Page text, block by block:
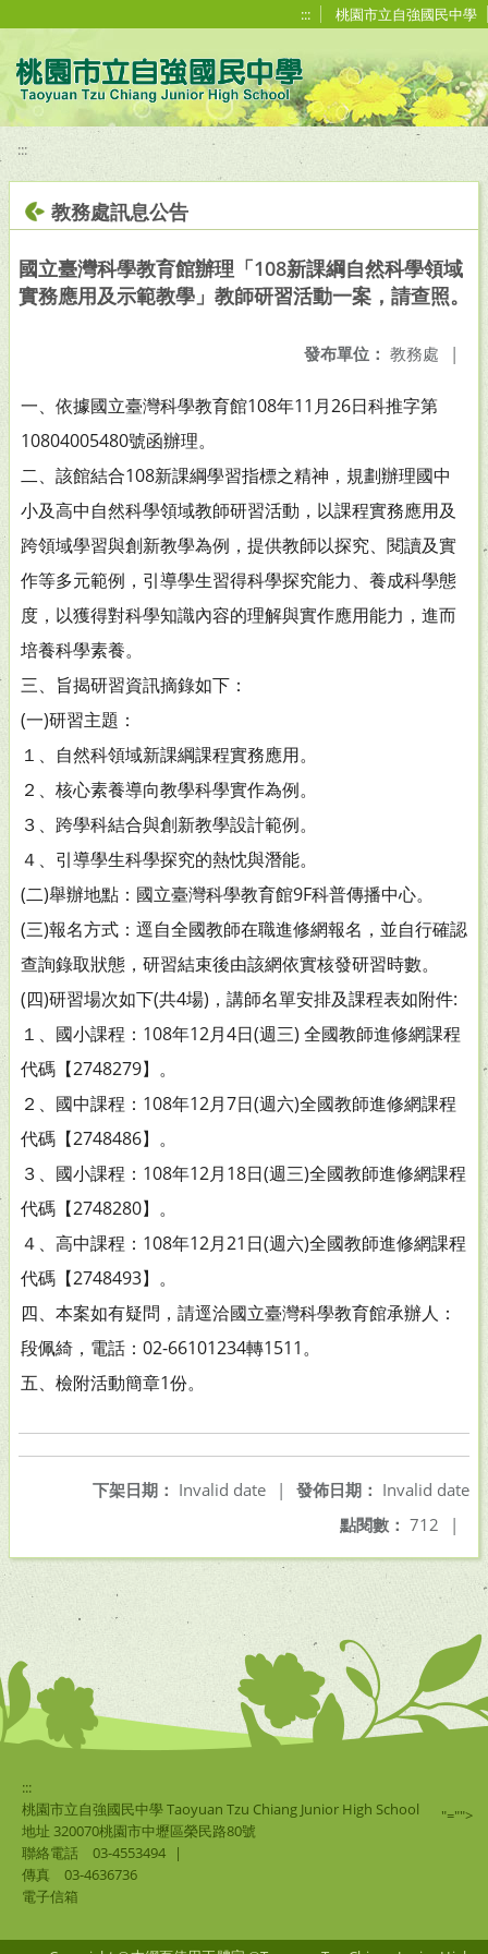
::: 桃園市立自強國民中學
:::
教務處訊息公告
國立臺灣科學教育館辦理「108新課綱自然科學領域
實務應用及示範教學」教師研習活動一案，請查照。
發布單位： 教務處 |
一、依據國立臺灣科學教育館108年11月26日科推字第
10804005480號函辦理。
二、該館結合108新課綱學習指標之精神，規劃辦理國中
小及高中自然科學領域教師研習活動，以課程實務應用及
跨領域學習與創新教學為例，提供教師以探究、閱讀及實
作等多元範例，引導學生習得科學探究能力、養成科學態
度，以獲得對科學知識內容的理解與實作應用能力，進而
培養科學素養。
三、旨揭研習資訊摘錄如下：
(一)研習主題：
１、自然科領域新課綱課程實務應用。
２、核心素養導向教學科學實作為例。
３、跨學科結合與創新教學設計範例。
４、引導學生科學探究的熱忱與潛能。
(二)舉辦地點：國立臺灣科學教育館9F科普傳播中心。
(三)報名方式：逕自全國教師在職進修網報名，並自行確認
查詢錄取狀態，研習結束後由該網依實核發研習時數。
(四)研習場次如下(共4場)，講師名單安排及課程表如附件:
１、國小課程：108年12月4日(週三) 全國教師進修網課程
代碼【2748279】。
２、國中課程：108年12月7日(週六)全國教師進修網課程
代碼【2748486】。
３、國小課程：108年12月18日(週三)全國教師進修網課程
代碼【2748280】。
４、高中課程：108年12月21日(週六)全國教師進修網課程
代碼【2748493】。
四、本案如有疑問，請逕洽國立臺灣科學教育館承辦人：
段佩綺，電話：02-66101234轉1511。
五、檢附活動簡章1份。
發佈日期： Invalid date
下架日期： Invalid date
|
點閱數： 712 |
:::
桃園市立自強國民中學 Taoyuan Tzu Chiang Junior High School
地址 320070桃園市中壢區榮民路80號
聯絡電話
03-4553494
|
傳真
03-4636736
電子信箱
"="">